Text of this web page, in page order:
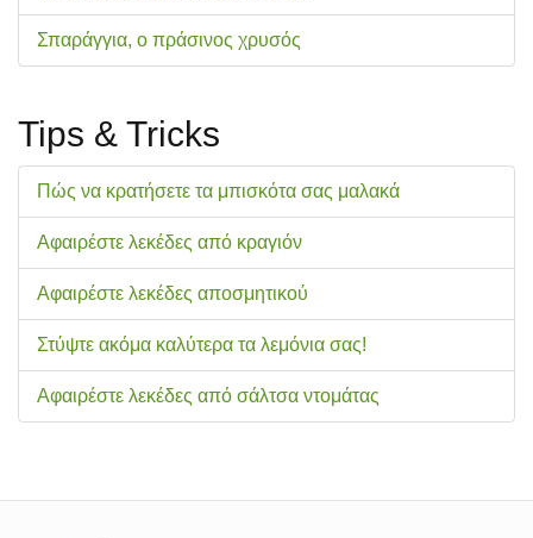
Σπαράγγια, ο πράσινος χρυσός
Tips & Tricks
Πώς να κρατήσετε τα μπισκότα σας μαλακά
Αφαιρέστε λεκέδες από κραγιόν
Αφαιρέστε λεκέδες αποσμητικού
Στύψτε ακόμα καλύτερα τα λεμόνια σας!
Αφαιρέστε λεκέδες από σάλτσα ντομάτας